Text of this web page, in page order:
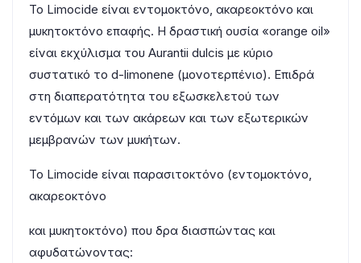
Το Limocide είναι εντομοκτόνο, ακαρεοκτόνο και
μυκητοκτόνο επαφής. Η δραστική ουσία «orange oil»
είναι εκχύλισμα του Αurantii dulcis με κύριο
συστατικό το d-limonene (μονοτερπένιo). Επιδρά
στη διαπερατότητα του εξωσκελετού των
εντόμων και των ακάρεων και των εξωτερικών
μεμβρανών των μυκήτων.
Το Limocide είναι παρασιτοκτόνο (εντομοκτόνο,
ακαρεοκτόνο
και μυκητοκτόνο) που δρα διασπώντας και
αφυδατώνοντας: